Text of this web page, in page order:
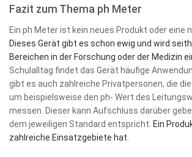
Fazit zum Thema ph Meter
Ein ph Meter ist kein neues Produkt oder eine
Dieses Gerät gibt es schon ewig und wird
Bereichen in der Forschung oder der Medizin
Schulalltag findet das Gerät häufige
gibt es auch zahlreiche Privatpersonen, die
um beispielsweise den ph- Wert des
messen. Dieser kann Aufschluss darüber
dem jeweiligen Standard entspricht. Ein
zahlreiche Einsatzgebiete hat